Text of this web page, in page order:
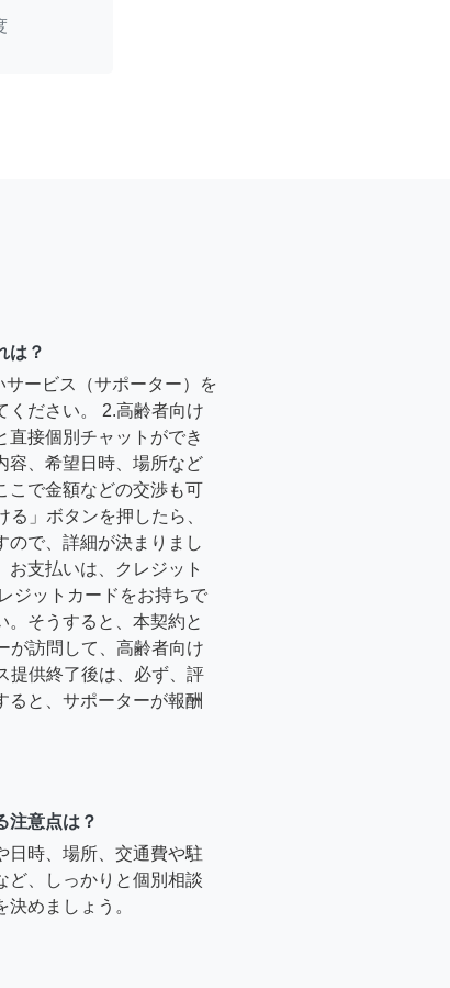
は？
ービス（サポーター）を
ください。 2.高齢者向け
直接個別チャットができ
容、希望日時、場所など
こで金額などの交渉も可
」ボタンを押したら、
ので、詳細が決まりまし
お支払いは、クレジット
ジットカードをお持ちで
。そうすると、本契約と
が訪問して、高齢者向け
提供終了後は、必ず、評
ると、サポーターが報酬
注意点は？
日時、場所、交通費や駐
ど、しっかりと個別相談
めましょう。